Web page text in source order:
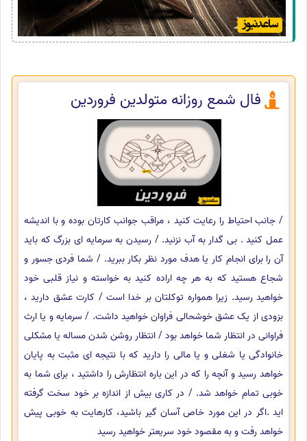
فال شمع روزانه متولدین فروردین
/ جانب احتیاط را رعایت کنید ، مراقب جوانب کارتان بوده و با اندیشه
عمل کنید . بی گدار به آب نزنید. / رسیدن به سرمایه ای بزرگ که باید
آن را برای انجام کار یا هدف مورد نظر بکار ببرید. / شما فردی جسور و
شجاع هستید که به هر چه اراده کنید به خواسته و نیاز قلبی خود
خواهید رسید. زیرا همواره توکلتان بر خدا است / کارت عشق دارید ،
بزودی از یک عشق خوشحالی فراوان خواهید داشت. / سرمایه و یا ارث
فراوانی در انتظار شما خواهد بود / انتظار روشن شدن مساله یا مشکلی
خانوادگی یا شغلی و یا مالی را دارید که با نتیجه ای مثبت به پایان
خواهد رسید و آنچه را که در این باره انتظارش را داشتید ، برای شما به
خوبی تمام خواهد شد. / در کاری بیش از اندازه بر خود سخت گرفته
اید .اگر در این مورد خاص آسان گیر باشید، کارهایت به خوبی پیش
خواهد رفت و به مقصود خود سریعتر خواهید رسید